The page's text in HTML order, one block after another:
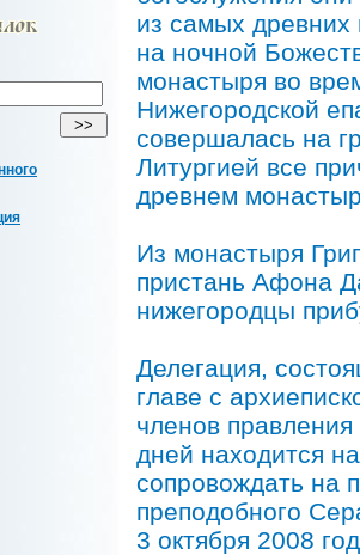
из самых
на ночной
монастыря во
Нижегородской
совершалась на
Литургией все
древнем
Из монастыря
пристань Афона
нижегородцы
Делегация,
главе с
членов
дней находится
сопровождать на
преподобного
3 октября 2008